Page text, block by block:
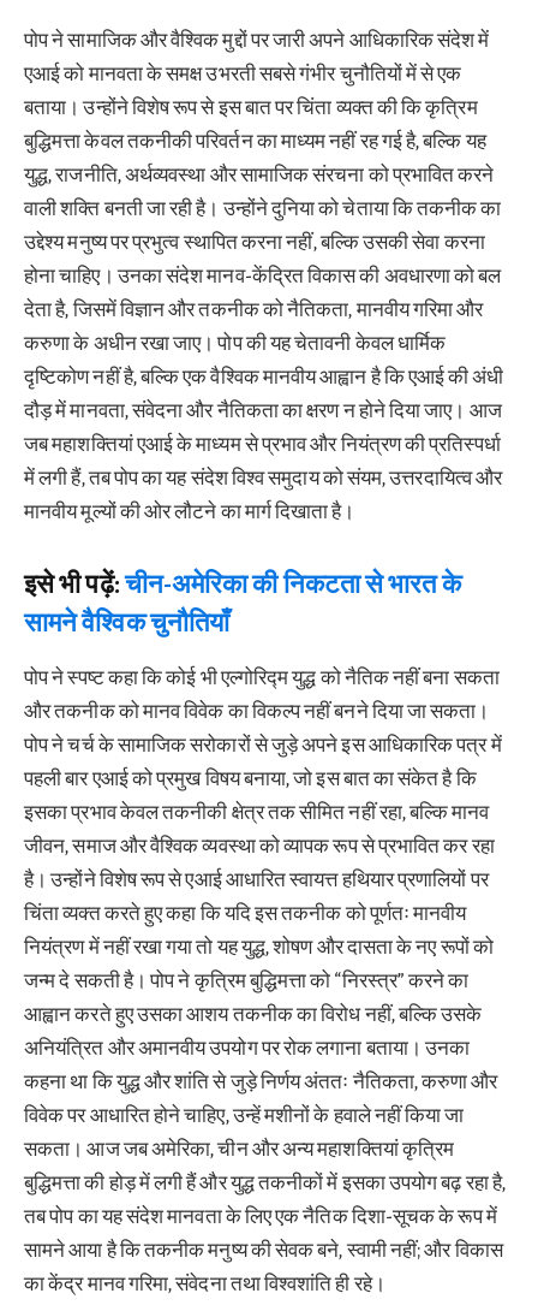
पोप ने सामाजिक और वैश्विक मुद्दों पर जारी अपने आधिकारिक संदेश में
एआई को मानवता के समक्ष उभरती सबसे गंभीर चुनौतियों में से एक
बताया। उन्होंने विशेष रूप से इस बात पर चिंता व्यक्त की कि कृत्रिम
बुद्धिमत्ता केवल तकनीकी परिवर्तन का माध्यम नहीं रह गई है, बल्कि यह
युद्ध, राजनीति, अर्थव्यवस्था और सामाजिक संरचना को प्रभावित करने
वाली शक्ति बनती जा रही है। उन्होंने दुनिया को चेताया कि तकनीक का
उद्देश्य मनुष्य पर प्रभुत्व स्थापित करना नहीं, बल्कि उसकी सेवा करना
होना चाहिए। उनका संदेश मानव-केंद्रित विकास की अवधारणा को बल
देता है, जिसमें विज्ञान और तकनीक को नैतिकता, मानवीय गरिमा और
करुणा के अधीन रखा जाए। पोप की यह चेतावनी केवल धार्मिक
दृष्टिकोण नहीं है, बल्कि एक वैश्विक मानवीय आह्वान है कि एआई की अंधी
दौड़ में मानवता, संवेदना और नैतिकता का क्षरण न होने दिया जाए। आज
जब महाशक्तियां एआई के माध्यम से प्रभाव और नियंत्रण की प्रतिस्पर्धा
में लगी हैं, तब पोप का यह संदेश विश्व समुदाय को संयम, उत्तरदायित्व और
मानवीय मूल्यों की ओर लौटने का मार्ग दिखाता है।
इसे भी पढ़ें:चीन-अमेरिका की निकटता से भारत के
सामने वैश्विक चुनौतियाँ
पोप ने स्पष्ट कहा कि कोई भी एल्गोरिद्म युद्ध को नैतिक नहीं बना सकता
और तकनीक को मानव विवेक का विकल्प नहीं बनने दिया जा सकता।
पोप ने चर्च के सामाजिक सरोकारों से जुड़े अपने इस आधिकारिक पत्र में
पहली बार एआई को प्रमुख विषय बनाया, जो इस बात का संकेत है कि
इसका प्रभाव केवल तकनीकी क्षेत्र तक सीमित नहीं रहा, बल्कि मानव
जीवन, समाज और वैश्विक व्यवस्था को व्यापक रूप से प्रभावित कर रहा
है। उन्होंने विशेष रूप से एआई आधारित स्वायत्त हथियार प्रणालियों पर
चिंता व्यक्त करते हुए कहा कि यदि इस तकनीक को पूर्णतः मानवीय
नियंत्रण में नहीं रखा गया तो यह युद्ध, शोषण और दासता के नए रूपों को
जन्म दे सकती है। पोप ने कृत्रिम बुद्धिमत्ता को “निरस्त्र” करने का
आह्वान करते हुए उसका आशय तकनीक का विरोध नहीं, बल्कि उसके
अनियंत्रित और अमानवीय उपयोग पर रोक लगाना बताया। उनका
कहना था कि युद्ध और शांति से जुड़े निर्णय अंततः नैतिकता, करुणा और
विवेक पर आधारित होने चाहिए, उन्हें मशीनों के हवाले नहीं किया जा
सकता। आज जब अमेरिका, चीन और अन्य महाशक्तियां कृत्रिम
बुद्धिमत्ता की होड़ में लगी हैं और युद्ध तकनीकों में इसका उपयोग बढ़ रहा है,
तब पोप का यह संदेश मानवता के लिए एक नैतिक दिशा-सूचक के रूप में
सामने आया है कि तकनीक मनुष्य की सेवक बने, स्वामी नहीं; और विकास
का केंद्र मानव गरिमा, संवेदना तथा विश्वशांति ही रहे।